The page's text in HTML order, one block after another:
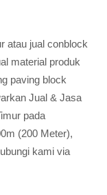
atau jual conblock
material produk
paving block
Jual & Jasa
pada
(200 Meter),
kami via